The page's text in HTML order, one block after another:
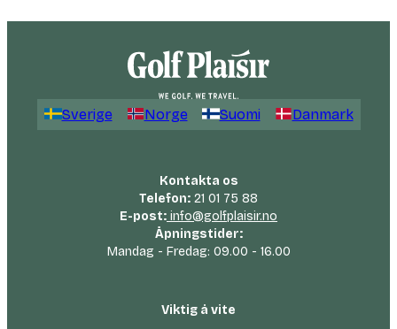
Sverige Norge Suomi Danmark
Kontakta os
Telefon: 21 01 75 88
E-post: info@golfplaisir.no
Åpningstider:
Mandag - Fredag: 09.00 - 16.00
Viktig å vite